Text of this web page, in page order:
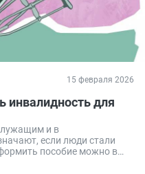
15 февраля 2026
инвалидность для
и в
если люди стали
пособие можно в